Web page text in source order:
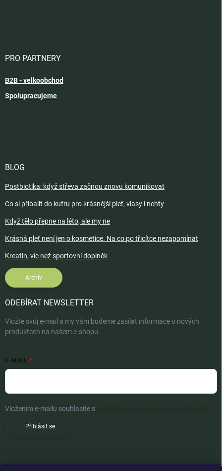
PRO PARTNERY
B2B - velkoobchod
Spolupracujeme
BLOG
Postbiotika: když střeva začnou znovu komunikovat
Co si přibalit do kufru pro krásnější pleť, vlasy i nehty
Když tělo přepne na léto, ale my ne
Krásná pleť není jen o kosmetice. Na co po třicítce nezapomínat
Kreatin, víc než sportovní doplněk
Archiv
ODEBÍRAT NEWSLETTER
Vložte svůj e-mail a my vám budeme zasílat informace o nových
produktech na našem e-shopu.
E-MAIL
Vložením e-mailu souhlasíte s
Přihlásit se